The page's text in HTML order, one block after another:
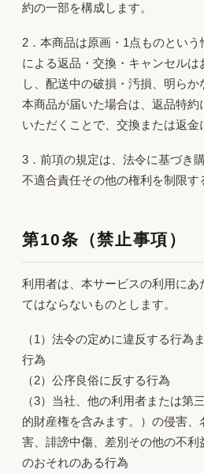
約の一部を構成します。
2．本商品は原画・1点ものとい
による返品・交換・キャンセル
し、配送中の破損・汚損、明ら
本商品が届いた場合は、返品特
いただくことで、交換または返金
3．前項の規定は、法令に基づき
不適合責任その他の権利を制限す
第10条（禁止事項）
利用者は、本サービスの利用にあ
てはならないものとします。
（1）法令の定めに違反する行為
行為
（2）公序良俗に反する行為
（3）当社、他の利用者または第
的財産権を含みます。）の侵害
害、誹謗中傷、差別その他の不利
のおそれのある行為